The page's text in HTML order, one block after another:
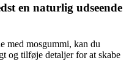
en naturlig udseende
med mosgummi, kan du
og tilføje detaljer for at skabe